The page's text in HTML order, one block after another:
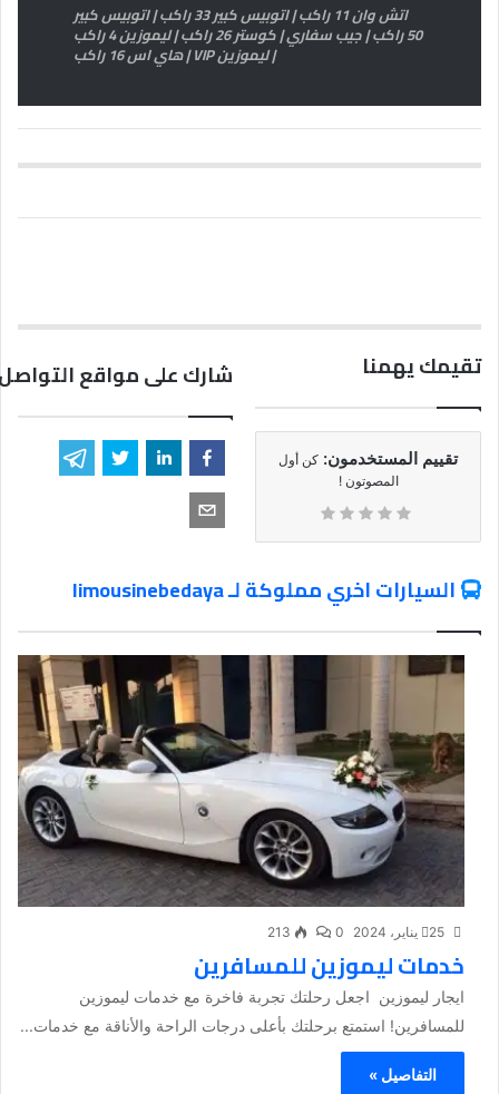
اتش وان 11 راكب | اتوبيس كبير 33 راكب | اتوبيس كبير
50 راكب | جيب سفاري | كوستر 26 راكب | ليموزين 4 راكب
| ليموزين VIP | هاي اس 16 راكب
تقيمك يهمنا
تقييم المستخدمون: كن أول
المصوتون !
شارك على مواقع
السيارات اخري مملوكة لـ limousinebedaya
25 يناير، 2024 0
213
خدمات ليموزين للمسافرين
ايجار ليموزين اجعل رحلتك تجربة فاخرة مع خدمات ليموزين
للمسافرين! استمتع برحلتك بأعلى درجات الراحة والأناقة مع خدمات...
التفاصيل »